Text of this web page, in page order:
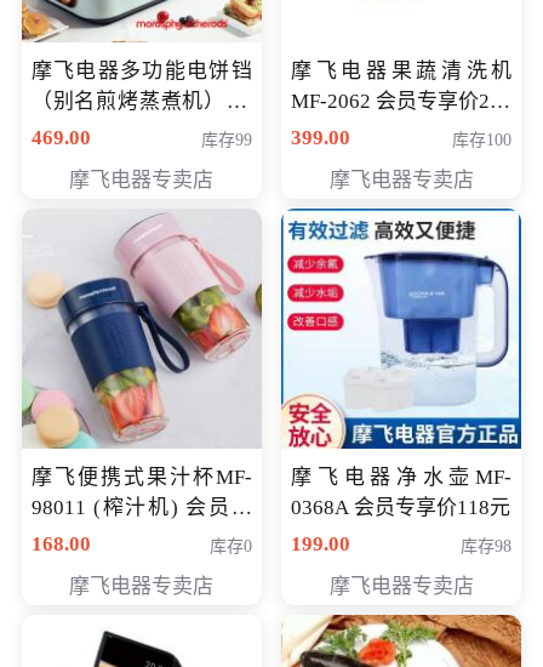
摩飞电器多功能电饼铛
（别名煎烤蒸煮机） 型
号MF-8888B 会员专享
469.00 库存99
摩飞电器专卖店
摩飞电器果蔬清洗机
MF-2062 会员专享价268
元
399.00 库存100
摩飞电器专卖店
摩飞便携式果汁杯MF-
98011 (榨汁机) 会员专
享价138元
168.00 库存0
摩飞电器专卖店
摩飞电器净水壶MF-
0368A 会员专享价118元
199.00
库存98
摩飞电器专卖店